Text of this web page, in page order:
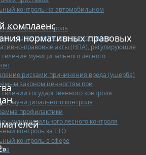
контроль на автомобильном
лесной контроль
муниципального лесного контроля
правовые акты (НПА), регулирующие
муниципального лесного
рисками причинения вреда (ущерба)
законом ценностям при
государственного контроля
муниципального контроля
профилактики
муниципального лесного контроля
контроль за ЕТО
контроль в сфере
комплаенс
нормативных правовых